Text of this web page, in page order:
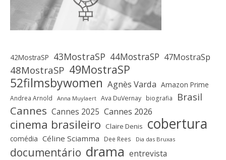
42MostraSP 43MostraSP 44MostraSP 47MostraSp
48MostraSP 49MostraSP
52filmsbywomen Agnès Varda Amazon Prime
Andrea Arnold Anna Muylaert Ava DuVernay biografia Brasil
Cannes Cannes 2025 Cannes 2026
cinema brasileiro Claire Denis cobertura
comédia Céline Sciamma Dee Rees Dia das Bruxas
documentário drama entrevista